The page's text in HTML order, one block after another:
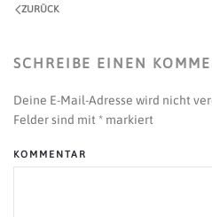
ZURÜCK
SCHREIBE EINEN
Deine E-Mail-Adresse wird nicht
Felder sind mit * markiert
KOMMENTAR